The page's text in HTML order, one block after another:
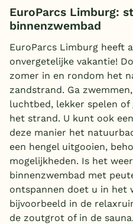
EuroParcs Limburg:
binnenzwembad
EuroParcs Limburg heeft
onvergetelijke vakantie!
zomer in en rondom het
zandstrand. Ga
luchtbed, lekker spelen of
het strand. U kunt ook
deze manier het
een hengel uitgooien,
mogelijkheden. Is het
binnenzwembad met
ontspannen doet u in het
bijvoorbeeld in de
de zoutgrot of in de sauna.